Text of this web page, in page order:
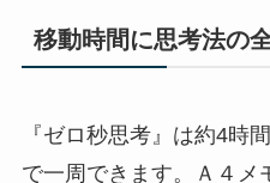
移動時間に思考法の
『ゼロ秒思考』は約4時
で一周できます。Ａ４メ